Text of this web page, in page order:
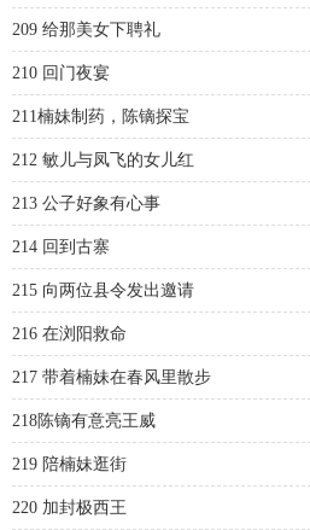
209 给那美女下聘礼
210 回门夜宴
211楠妹制药，陈镝探宝
212 敏儿与凤飞的女儿红
213 公子好象有心事
214 回到古寨
215 向两位县令发出邀请
216 在浏阳救命
217 带着楠妹在春风里散步
218陈镝有意亮王威
219 陪楠妹逛街
220 加封极西王